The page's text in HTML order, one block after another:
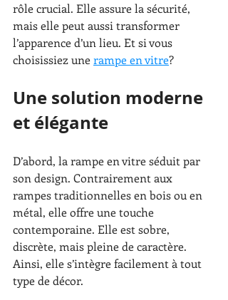
rôle crucial. Elle assure la sécurité,
mais elle peut aussi transformer
l’apparence d’un lieu. Et si vous
choisissiez une rampe en vitre?
Une solution moderne
et élégante
D’abord, la rampe en vitre séduit par
son design. Contrairement aux
rampes traditionnelles en bois ou en
métal, elle offre une touche
contemporaine. Elle est sobre,
discrète, mais pleine de caractère.
Ainsi, elle s’intègre facilement à tout
type de décor.